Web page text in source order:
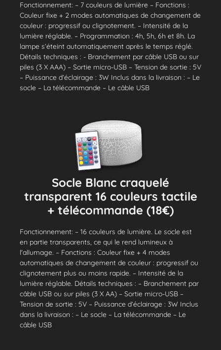
Fonctionnement: – 7 couleurs de lumière – Fonctions :
Couleur fixe + 2 modes automatiques de changement de
couleur : progressif ou clignotement. – Intensité de la
lumière réglable. – Programmation : 4h, 5h, 6h et 8h. La
lampe s’éteint automatiquement après le temps réglé.
Détails techniques : - Branchement par câble USB ou sur
piles (3 X AAA) – Sortie micro-USB – Tension de sortie : 5V
– Puissance d’éclairage : 3W Inclus dans la livraison : – Le
socle – La télécommande – Le câble USB
Socle Blanc craquelé
transparent 16 couleurs tactile
+ télécommande (18€)
Fonctionnement: – 16 couleurs de lumière. Le socle est
en partie transparents, ce qui le rend lumineux à
l'allumage. – Fonctions : Couleur fixe + 4 modes
automatiques de changement de couleur : progressif ou
clignotement plus ou moins rapide. – Intensité de la
lumière réglable. Détails techniques : – Branchement par
câble USB ou sur piles (3 X AA) – Sortie micro-USB –
Tension de sortie : 5V – Puissance d’éclairage : 3W Inclus
dans la livraison : – Le socle – La télécommande – Le
câble USB